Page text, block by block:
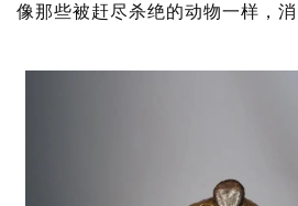
像那些被赶尽杀绝的动物一样，消